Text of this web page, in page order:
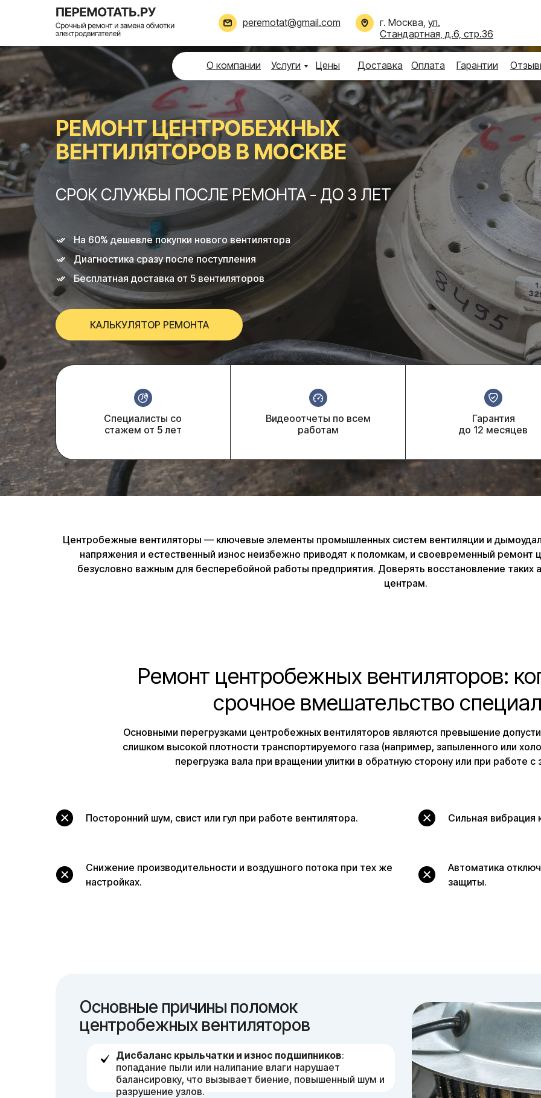
Услуги
О компании Оплата
Доставка Гарантии
Цены
peremotat@gmail.com г. Москва, ул.
Стандартная, д.6, стр.36
Гарантия
до 12 месяцев
Видеоотчеты по всем
работам
Специалисты со
стажем от 5 лет
На 60% дешевле покупки нового вентилятора
Диагностика сразу после поступления
Бесплатная доставка от 5 вентиляторов
СРОК СЛУЖБЫ ПОСЛЕ РЕМОНТА - ДО 3 ЛЕТ
РЕМОНТ ЦЕНТРОБЕЖНЫХ
ВЕНТИЛЯТОРОВ В МОСКВЕ
КАЛЬКУЛЯТОР РЕМОНТА
Центробежные вентиляторы — ключевые элементы промышленных систем вентиляции и
напряжения и естественный износ неизбежно приводят к поломкам, и своевременный ремонт
безусловно важным для бесперебойной работы предприятия. Доверять восстановление
центрам.
Ремонт центробежных вентиляторов:
срочное вмешательство
Основными перегрузками центробежных вентиляторов являются превышение
слишком высокой плотности транспортируемого газа (например, запыленного или
перегрузка вала при вращении улитки в обратную сторону или при работе с
Посторонний шум, свист или гул при работе вентилятора. Сильная вибрация
Снижение производительности и воздушного потока при тех же
настройках.
Автоматика
защиты.
Дисбаланс крыльчатки и износ подшипников:
попадание пыли или налипание влаги нарушает
балансировку, что вызывает биение, повышенный шум и
разрушение узлов.
Основные причины поломок
центробежных вентиляторов